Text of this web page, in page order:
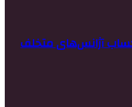
و حساب آژانس‌های متخلف